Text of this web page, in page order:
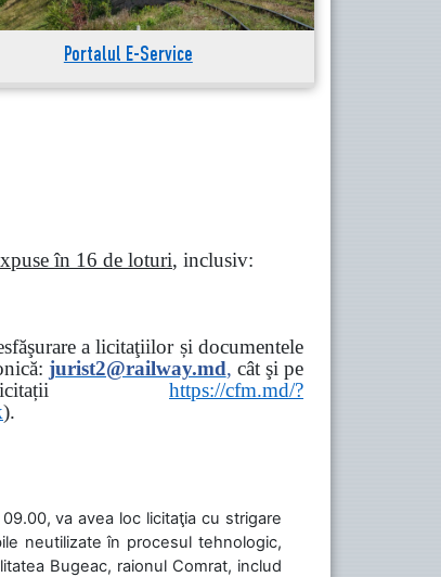
Portalul E-Service
în 16 de loturi, inclusiv:
a licitaţiilor și documentele
jurist2@railway.md, cât şi pe
→ Licitațiihttps://cfm.md/?
).
va avea loc licitaţia cu strigare
neutilizate în procesul tehnologic,
Bugeac, raionul Comrat, includ